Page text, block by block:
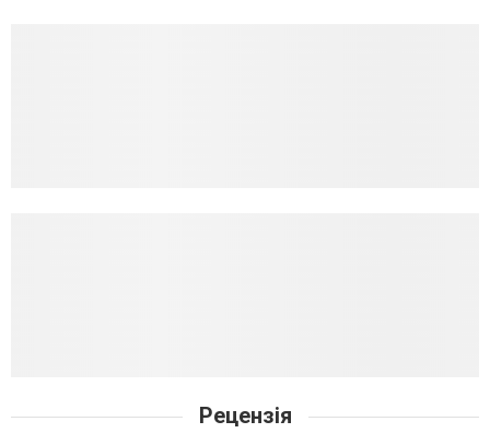
Рецензія